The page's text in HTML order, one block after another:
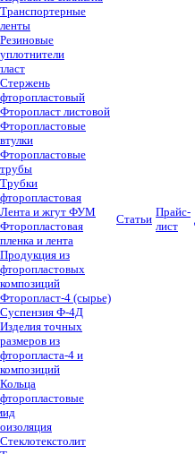
Транспортерные
ленты
Резиновые
уплотнители
Стержень
фторопластовый
Фторопласт листовой
Фторопластовые
втулки
Фторопластовые
трубы
Трубки
фторопластовая
Лента и жгут ФУМ
Фторопластовая
пленка и лента
Продукция из
фторопластовых
композиций
Фторопласт-4 (сырье)
Суспензия Ф-4Д
Изделия точных
размеров из
фторопласта-4 и
композиций
Кольца
фторопластовые
Стеклотекстолит
Статьи
Прайс-
лист